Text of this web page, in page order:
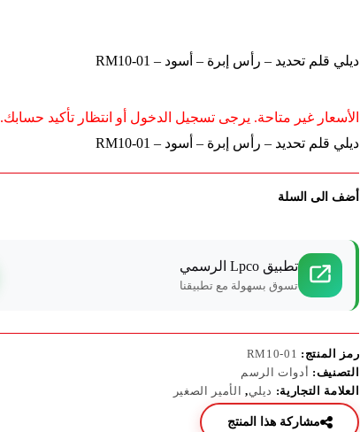
ديلي قلم تحديد – رأس إبرة – أسود – RM10-01
الأسعار غير متاحة. يرجى تسجيل الدخول أو انتظار تأكيد حسابك.
ديلي قلم تحديد – رأس إبرة – أسود – RM10-01
أضف الى السلة
تطبيق Lpco الرسمي
تسوق بسهولة مع تطبيقنا
رمز المنتج: RM10-01
التصنيف: أدوات الرسم
العلامة التجارية: ديلي, الأمير الصغير
مشاركة هذا المنتج